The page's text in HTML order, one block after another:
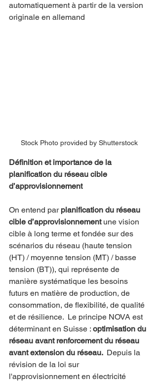
automatiquement à partir de la version
originale en allemand
Stock Photo provided by Shutterstock
Définition et importance de la
planification du réseau cible
d’approvisionnement
On entend par planification du réseau
cible d’approvisionnement une vision
cible à long terme et fondée sur des
scénarios du réseau (haute tension
(HT) / moyenne tension (MT) / basse
tension (BT)), qui représente de
manière systématique les besoins
futurs en matière de production, de
consommation, de flexibilité, de qualité
et de résilience.  Le principe NOVA est
déterminant en Suisse : optimisation du
réseau avant renforcement du réseau
avant extension du réseau. Depuis la
révision de la loi sur
l'approvisionnement en électricité